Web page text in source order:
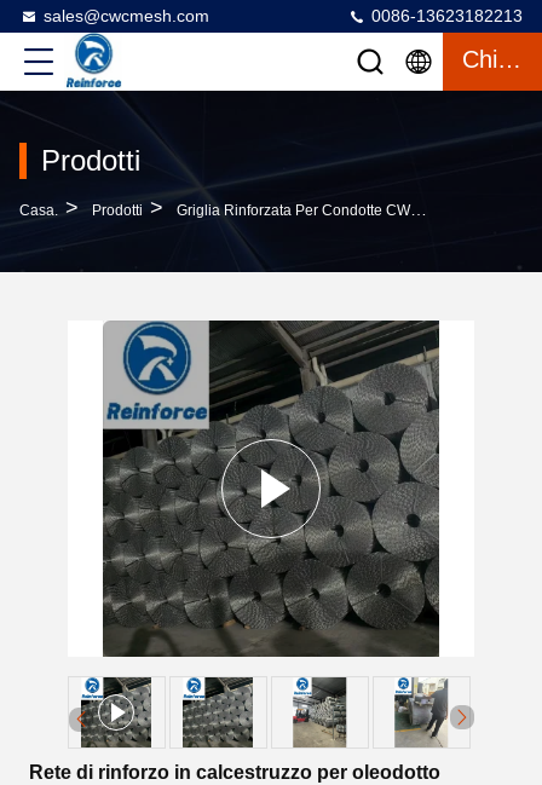
sales@cwcmesh.com 0086-13623182213
Chiacchierata
Prodotti
Casa. > Prodotti > Griglia Rinforzata Per Condotte CWC
Rete di rinforzo in calcestruzzo per oleodotto